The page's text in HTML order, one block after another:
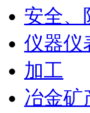
安全、
仪器仪
加工
冶金矿